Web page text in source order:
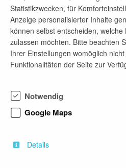
E-Mail-Adresse
marlen.ihm@ioew.de
Firmenprofil
(IÖW) gehört zu den
Forschungseinrichtungen
interdisziplinären Teams
Statistikzwecken, für
Anzeige personalisierter Inhalte
können selbst entscheiden, welche
zulassen möchten. Bitte beachten
Ihrer Einstellungen womöglich
Funktionalitäten der Seite zur
Notwendig
Google Maps
Details